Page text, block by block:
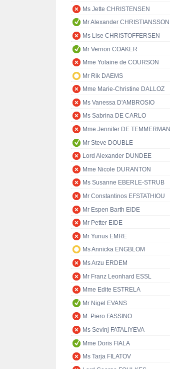
Ms Jette CHRISTENSEN
Mr Alexander CHRISTIANSSON
Ms Lise CHRISTOFFERSEN
Mr Vernon COAKER
Mme Yolaine de COURSON
Mr Rik DAEMS
Mme Marie-Christine DALLOZ
Ms Vanessa D'AMBROSIO
Ms Sabrina DE CARLO
Mme Jennifer DE TEMMERMAN
Mr Steve DOUBLE
Lord Alexander DUNDEE
Mme Nicole DURANTON
Ms Susanne EBERLE-STRUB
Mr Constantinos EFSTATHIOU
Mr Espen Barth EIDE
Mr Petter EIDE
Mr Yunus EMRE
Ms Annicka ENGBLOM
Ms Arzu ERDEM
Mr Franz Leonhard ESSL
Mme Edite ESTRELA
Mr Nigel EVANS
M. Piero FASSINO
Ms Sevinj FATALIYEVA
Mme Doris FIALA
Ms Tarja FILATOV